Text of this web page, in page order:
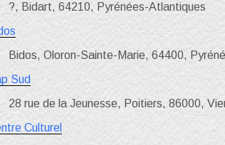
?, Bidart, 64210, Pyrénées-Atlantiques
Bidos, Oloron-Sainte-Marie, 64400,
Sud
28 rue de la Jeunesse, Poitiers, 86000,
Culturel